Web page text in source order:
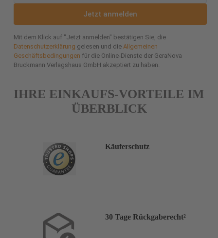
Jetzt anmelden
Mit dem Klick auf "Jetzt anmelden" bestätigen Sie, die
Datenschutzerklärung gelesen und die Allgemeinen
Geschäftsbedingungen für die Online-Dienste der GeraNova
Bruckmann Verlagshaus GmbH akzeptiert zu haben.
IHRE EINKAUFS-VORTEILE IM
ÜBERBLICK
Käuferschutz
30 Tage Rückgaberecht²